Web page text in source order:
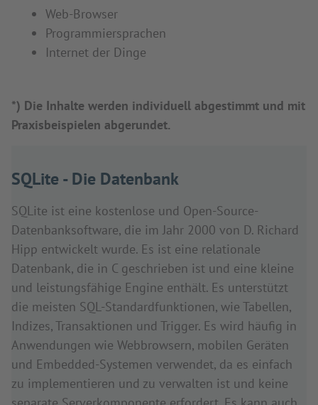
Web-Browser
Programmiersprachen
Internet der Dinge
*) Die Inhalte werden individuell abgestimmt und mit
Praxisbeispielen abgerundet.
SQLite - Die Datenbank
SQLite ist eine kostenlose und Open-Source-
Datenbanksoftware, die im Jahr 2000 von D. Richard
Hipp entwickelt wurde. Es ist eine relationale
Datenbank, die in C geschrieben ist und eine kleine
und leistungsfähige Engine enthält. Es unterstützt
die meisten SQL-Standardfunktionen, wie Tabellen,
Indizes, Transaktionen und Trigger. Es wird häufig in
Anwendungen wie Webbrowsern, mobilen Geräten
und Embedded-Systemen verwendet, da es einfach
zu implementieren und zu verwalten ist und keine